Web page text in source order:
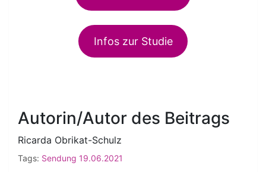
Infos zur Studie
Autorin/Autor des Beitrags
Ricarda Obrikat-Schulz
Tags: Sendung 19.06.2021